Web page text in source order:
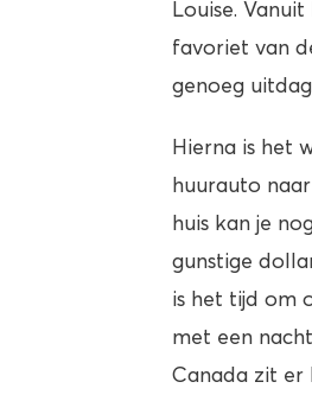
Louise.
favoriet van
genoeg
Hierna is het
huurauto naar
huis kan je
gunstige
is het tijd om
met een
Canada zit er